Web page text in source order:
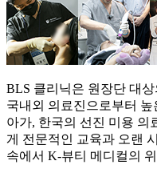
BLS 클리닉은 원장단 대
국내외 의료진으로부터
아가, 한국의 선진 미용 의
게 전문적인 교육과 오랜
속에서 K-뷰티 메디컬의